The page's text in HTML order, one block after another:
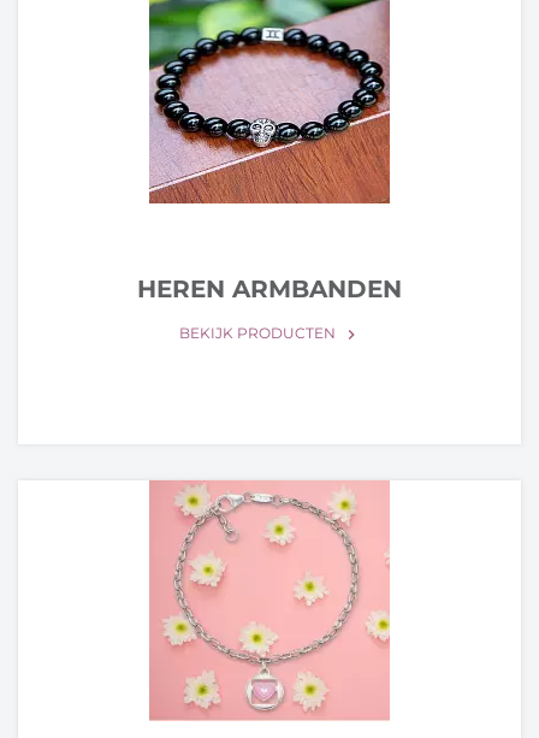
HEREN ARMBANDEN
BEKIJK PRODUCTEN keyboard_arrow_right